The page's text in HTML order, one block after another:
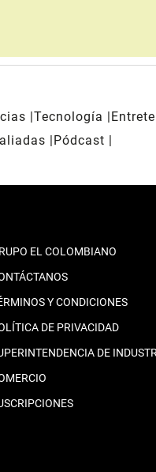
Tecnología
Pódcast
EL COLOMBIANO
Y CONDICIONES
DE PRIVACIDAD
DE